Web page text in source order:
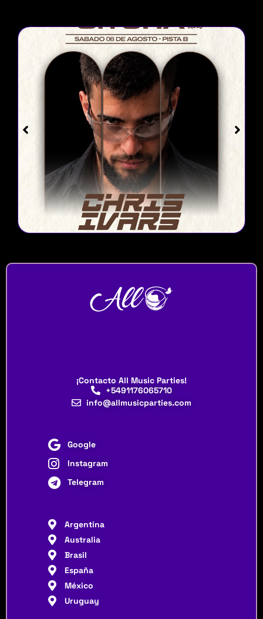
¡Contacto All Music Parties!
+5491176065710
info@allmusicparties.com
Google
Instagram
Telegram
Argentina
Australia
Brasil
España
México
Uruguay